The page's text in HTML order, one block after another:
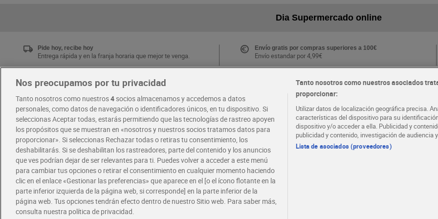
Dia Supermercado online
Pide hoy, recibe hoy
Entrega rápida y en la franja horaria que mejor te venga.
Envío gratis por compras superiores a 100€
Envío estandar por 4,99€
Disfruta las ventajas y ofertas exclusivas.
Descárgate la APP Dia
Folletos y Tiendas
cercana
RECETAS · COMER MEJOR CADA DIA · EMPLEO
Política de privacidad Política de cookies
Nos preocupamos por tu privacidad
Tanto nosotros como nuestros4socios almacenamos y accedemos a datos
personales, como datos de navegación o identificadores únicos, en tu dispositivo. Si
seleccionas Aceptar todas, estarás permitiendo que las tecnologías de rastreo apoyen
los propósitos que se muestran en «nosotros y nuestros socios tratamos datos para
proporcionar». Si seleccionas Rechazar todas o retiras tu consentimiento, los
deshabilitarás. Si se deshabilitan los rastreadores, parte del contenido y los anuncios
que ves podrían dejar de ser relevantes para ti. Puedes volver a acceder a este menú
para cambiar tus opciones o retirar el consentimiento en cualquier momento haciendo
clic en el enlace «Gestionar las preferencias» que aparece en el [o el ícono flotante en la
parte inferior izquierda de la página web, si corresponde] en la parte inferior de la
página web. Tus opciones tendrán efecto dentro de nuestro Sitio web. Para saber más,
consulta nuestra política de privacidad.
Tanto nosotros como nuestros asociados
proporcionar:
Utilizar datos de localización geográfica precisa.
características del dispositivo para su
dispositivo y/o acceder a ella. Publicidad y
publicidad y contenido, investigación de audiencia
Lista de asociados (proveedores)